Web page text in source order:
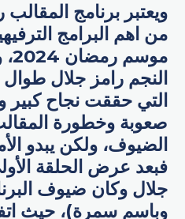
ويعتبر برنامج
من اهم البرامج
النجم رامز جلال
التي حققت نجاح
صعوبة وخطورة
الضيوف، ولكن يبدو
فبعد عرض الحلقة
جلال وكان ضيوف
وباسم سمرة)، حيث